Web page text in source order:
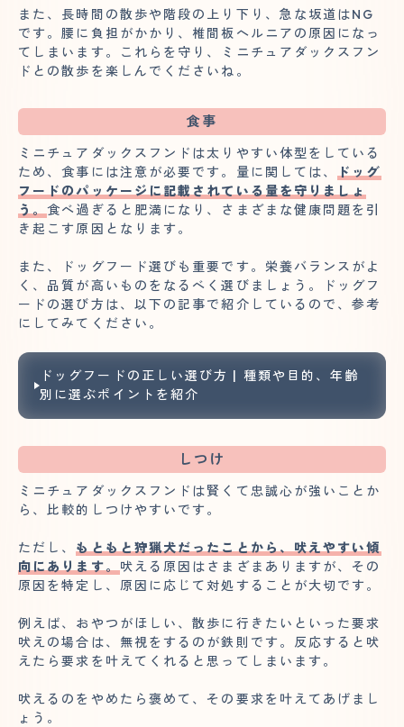
また、長時間の散歩や階段の上り下り、急な坂道はNG
です。腰に負担がかかり、椎間板ヘルニアの原因になっ
てしまいます。これらを守り、ミニチュアダックスフン
ドとの散歩を楽しんでくださいね。
食事
ミニチュアダックスフンドは太りやすい体型をしている
ため、食事には注意が必要です。量に関しては、
ドッグ
フードのパッケージに記載されている量を守りましょ
う。食べ過ぎると肥満になり、さまざまな健康問題を引
き起こす原因となります。
また、ドッグフード選びも重要です。栄養バランスがよ
く、品質が高いものをなるべく選びましょう。ドッグフ
ードの選び方は、以下の記事で紹介しているので、参考
にしてみてください。
ドッグフードの正しい選び方 | 種類や目的、年齢
別に選ぶポイントを紹介
しつけ
ミニチュアダックスフンドは賢くて忠誠心が強いことか
ら、比較的しつけやすいです。
ただし、 もともと狩猟犬だったことから、吠えやすい傾
向にあります。 吠える原因はさまざまありますが、その
原因を特定し、原因に応じて対処することが大切です。
例えば、おやつがほしい、散歩に行きたいといった要求
吠えの場合は、無視をするのが鉄則です。反応すると吠
えたら要求を叶えてくれると思ってしまいます。
吠えるのをやめたら褒めて、その要求を叶えてあげまし
ょう。